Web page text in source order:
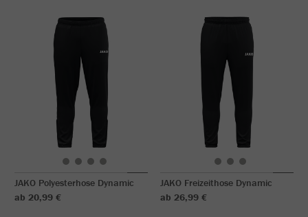
JAKO Polyesterhose Dynamic
ab 20,99 €
JAKO Freizeithose Dynamic
ab 26,99 €